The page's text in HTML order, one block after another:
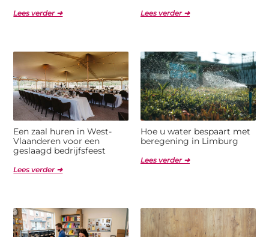
Lees verder ➜ Lees verder ➜
Een zaal huren in West-
Vlaanderen voor een
geslaagd bedrijfsfeest
Lees verder ➜
Hoe u water bespaart met
beregening in Limburg
Lees verder ➜